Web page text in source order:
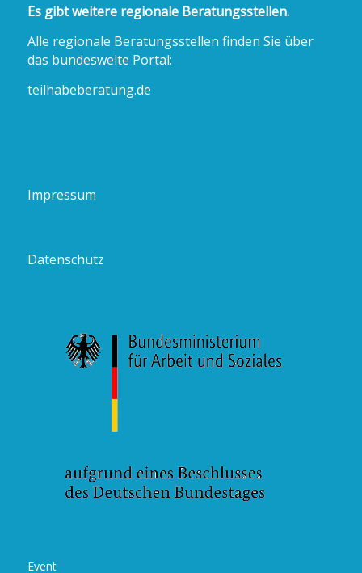
Es gibt weitere regionale Beratungsstellen.
Alle regionale Beratungsstellen finden Sie über
das bundesweite Portal:
teilhabeberatung.de
Impressum
Datenschutz
Event